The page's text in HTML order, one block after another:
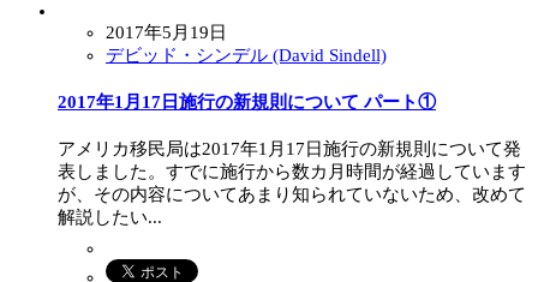
2017年5月19日
デビッド・シンデル (David Sindell)
2017年1月17日施行の新規則について パート①
アメリカ移民局は2017年1月17日施行の新規則について発
表しました。すでに施行から数カ月時間が経過しています
が、その内容についてあまり知られていないため、改めて
解説したい...